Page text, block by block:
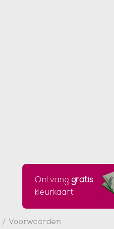
/ Voorwaarden
Ontvang gratis
kleurkaart